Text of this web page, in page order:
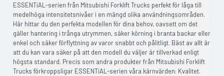
ESSENTiAL-serien från Mitsubishi Forklift Trucks perfekt för låga till
medelhöga intensitetsnivåer i en mängd olika användningsområden.
Här hittar du den perfekta modellen för dina behov, oavsett om det
gäller hantering i trånga utrymmen, säker körning i branta backar eller
enkel och säker förflyttning av varor snabbt och pålitligt. Bäst av allt är
att du kan vara säker på att den modell du väljer är tillverkad enligt
högsta standard. Precis som andra produkter från Mitsubishi Forklift
Trucks förkroppsligar ESSENTiAL-serien våra kärnvärden: Kvalitet.